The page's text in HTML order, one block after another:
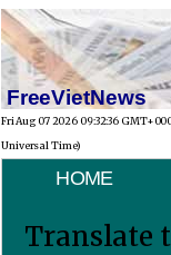
FreeVietNews
Fri Aug 07 2026 09:32:36
Universal Time)
HOME
Translate